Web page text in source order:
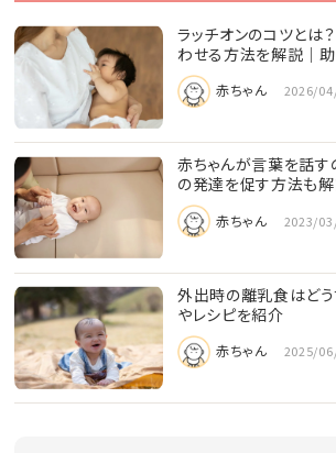
ラッチオンのコツとは
わせる方法を解説｜
赤ちゃん 2026/
赤ちゃんが言葉を話す
の発達を促す方法も
赤ちゃん 2023/
外出時の離乳食はど
やレシピを紹介
赤ちゃん 2025/